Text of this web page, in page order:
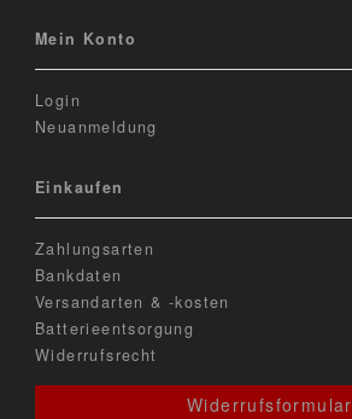
Mein Konto
Login
Neuanmeldung
Einkaufen
Zahlungsarten
Bankdaten
Versandarten & -kosten
Batterieentsorgung
Widerrufsrecht
Widerrufsformular